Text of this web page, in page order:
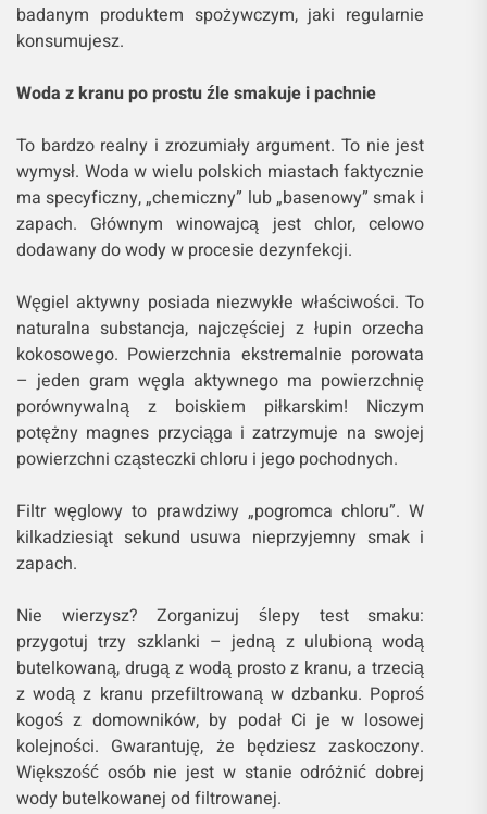
badanym produktem spożywczym, jaki regularnie
konsumujesz.
Woda z kranu po prostu źle smakuje i pachnie
To bardzo realny i zrozumiały argument. To nie jest
wymysł. Woda w wielu polskich miastach faktycznie
ma specyficzny, „chemiczny” lub „basenowy” smak i
zapach. Głównym winowajcą jest chlor, celowo
dodawany do wody w procesie dezynfekcji.
Węgiel aktywny posiada niezwykłe właściwości. To
naturalna substancja, najczęściej z łupin orzecha
kokosowego. Powierzchnia ekstremalnie porowata
– jeden gram węgla aktywnego ma powierzchnię
porównywalną z boiskiem piłkarskim! Niczym
potężny magnes przyciąga i zatrzymuje na swojej
powierzchni cząsteczki chloru i jego pochodnych.
Filtr węglowy to prawdziwy „pogromca chloru”. W
kilkadziesiąt sekund usuwa nieprzyjemny smak i
zapach.
Nie wierzysz? Zorganizuj ślepy test smaku:
przygotuj trzy szklanki – jedną z ulubioną wodą
butelkowaną, drugą z wodą prosto z kranu, a trzecią
z wodą z kranu przefiltrowaną w dzbanku. Poproś
kogoś z domowników, by podał Ci je w losowej
kolejności. Gwarantuję, że będziesz zaskoczony.
Większość osób nie jest w stanie odróżnić dobrej
wody butelkowanej od filtrowanej.